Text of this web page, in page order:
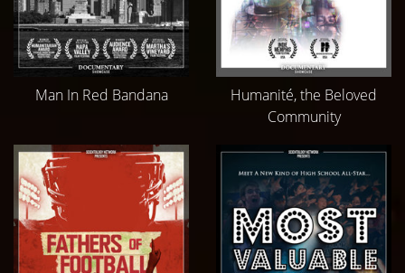
Man In Red Bandana
Humanité, the Beloved
Community